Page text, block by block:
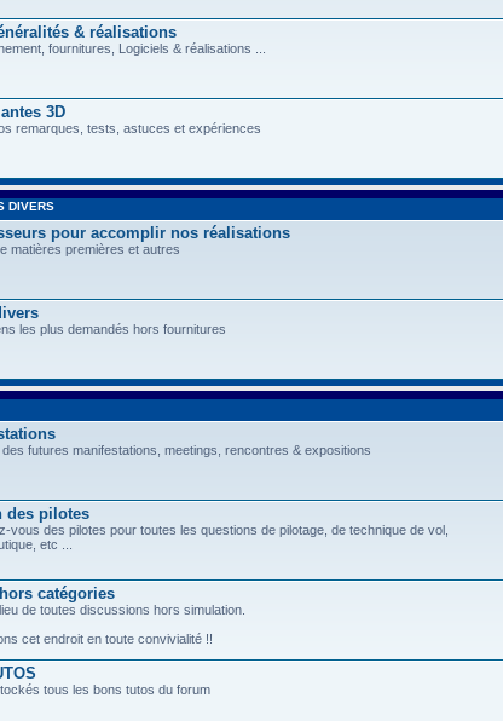
& réalisations
fournitures, Logiciels & réalisations ...
3D
remarques, tests, astuces et expériences
DIVERS
pour accomplir nos réalisations
matières premières et autres
les plus demandés hors fournitures
futures manifestations, meetings, rencontres & expositions
des pilotes
vous des pilotes pour toutes les questions de pilotage, de technique de vol,
etc ...
catégories
de toutes discussions hors simulation.
cet endroit en toute convivialité !!
tous les bons tutos du forum